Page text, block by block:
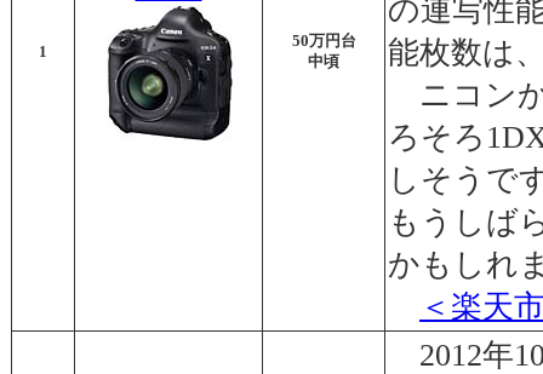
1
50万円台
中頃
の連写性
能枚数は
ニコン
ろそろ
しそうで
もうしば
かもしれ
＜楽天
2012年